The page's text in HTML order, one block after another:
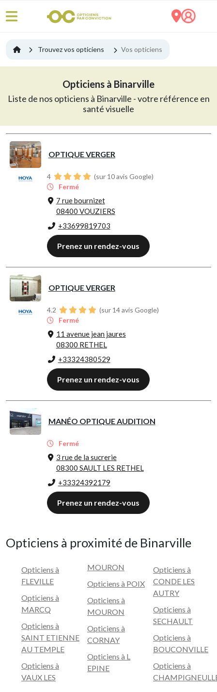
Trouvez vos opticiens Vos opticiens
Opticiens à Binarville
Liste de nos opticiens à Binarville - votre référence en
santé visuelle
OPTIQUE VERGER
4
(sur 10 avis Google)
Fermé
7 rue bournizet
08400 VOUZIERS
+33699819703
Prenez un rendez-vous
OPTIQUE VERGER
4.2
(sur 14 avis Google)
Fermé
11 avenue jean jaures
08300 RETHEL
+33324380529
Prenez un rendez-vous
MANÉO OPTIQUE AUDITION
Fermé
3 rue de la sucrerie
08300 SAULT LES RETHEL
+33324392179
Prenez un rendez-vous
Opticiens à proximité de Binarville
Opticiens à
FLEVILLE
Opticiens à
MARCQ
Opticiens à
SAINT ETIENNE
AU TEMPLE
Opticiens à
VAUX LES
MOURON
Opticiens à POIX
Opticiens à
MOURON
Opticiens à
CORNAY
Opticiens à L
EPINE
Opticiens à
CONDE LES
AUTRY
Opticiens à
SECHAULT
Opticiens à
BOUCONVILLE
Opticiens à